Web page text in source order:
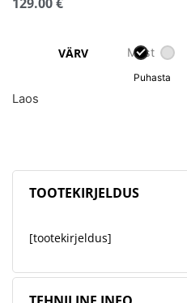
VÄRV Must
Puhasta
Laos
TOOTEKIRJELDUS
[tootekirjeldus]